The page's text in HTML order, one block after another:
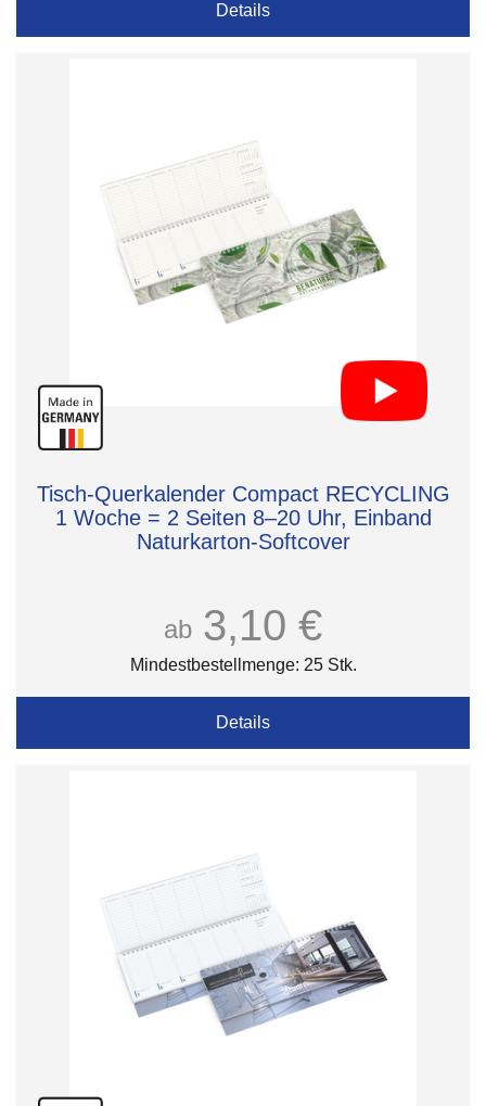
Details
Tisch-Querkalender Compact RECYCLING
1 Woche = 2 Seiten 8–20 Uhr, Einband
Naturkarton-Softcover
ab 3,10 €
Mindestbestellmenge: 25 Stk.
Details